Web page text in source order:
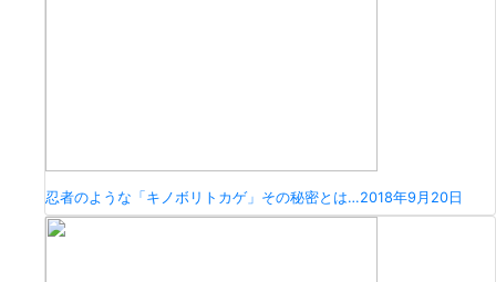
忍者のような「キノボリトカゲ」その秘密とは…2018年9月20日